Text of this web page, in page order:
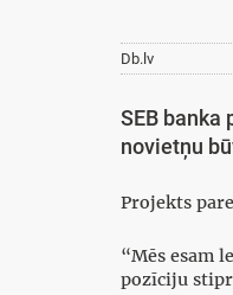
Db.lv
SEB banka
novietņu
Projekts
“Mēs esam
pozīciju